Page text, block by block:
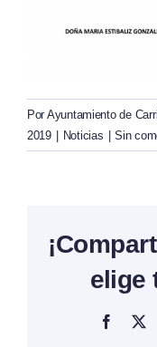
Por Ayuntamiento de
2019
Noticias Sin
elige
X